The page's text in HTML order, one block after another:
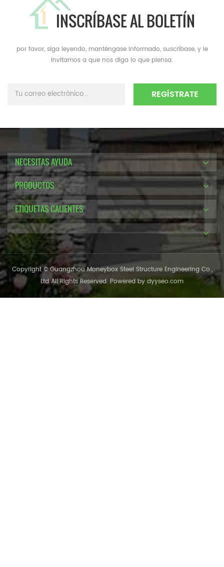
INSCRÍBASE AL BOLETÍN
por favor, siga leyendo, manténgase informado, suscríbase, y le
invitamos a que nos diga lo que piensa.
NECESITAS AYUDA
PRODUCTOS
ETIQUETAS CALIENTES
Copyright © Guangzhou Moneybox Steel Structure Engineering Co.,
Ltd All Rights Reserved. Powered by dyyseo.com